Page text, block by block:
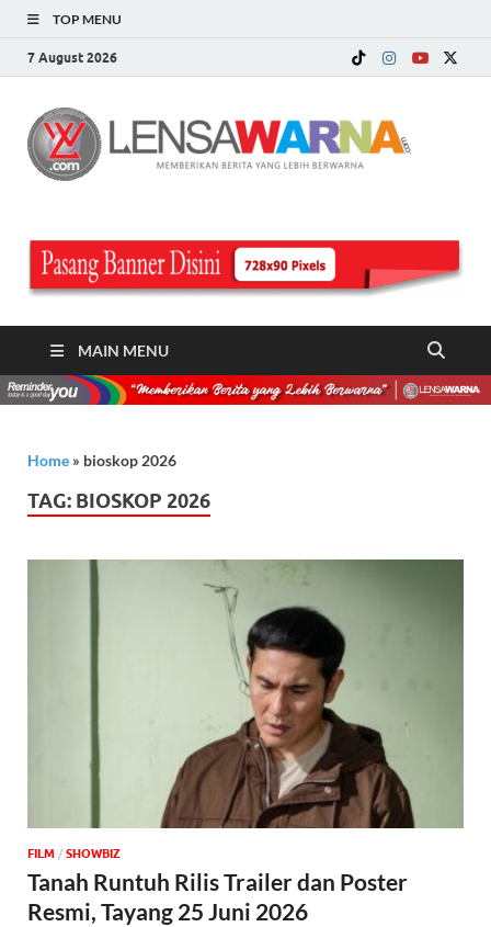
TOP MENU
7 August 2026
MAIN MENU
Home » bioskop 2026
TAG: BIOSKOP 2026
FILM / ‎SHOWBIZ
Tanah Runtuh Rilis Trailer dan Poster
Resmi, Tayang 25 Juni 2026